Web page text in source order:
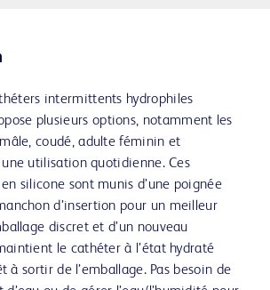
intermittents hydrophiles
plusieurs options, notamment les
coudé, adulte féminin et
utilisation quotidienne. Ces
silicone sont munis d’une poignée
d’insertion pour un meilleur
discret et d’un nouveau
le cathéter à l’état hydraté
à sortir de l’emballage. Pas besoin de